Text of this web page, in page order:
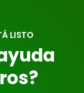
LISTO